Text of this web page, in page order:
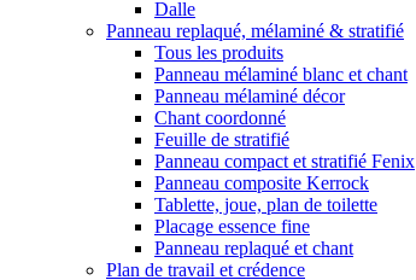
Dalle
Panneau replaqué, mélaminé & stratifié
Tous les produits
Panneau mélaminé blanc et chant
Panneau mélaminé décor
Chant coordonné
Feuille de stratifié
Panneau compact et stratifié Fenix
Panneau composite Kerrock
Tablette, joue, plan de toilette
Placage essence fine
Panneau replaqué et chant
Plan de travail et crédence